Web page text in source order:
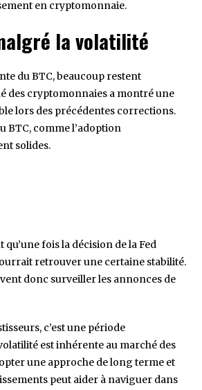
en cryptomonnaie.
la volatilité
du BTC, beaucoup restent
des cryptomonnaies a montré une
lors des précédentes corrections.
BTC, comme l’adoption
solides.
fois la décision de la Fed
retrouver une certaine stabilité.
donc surveiller les annonces de
c’est une période
est inhérente au marché des
une approche de long terme et
peut aider à naviguer dans